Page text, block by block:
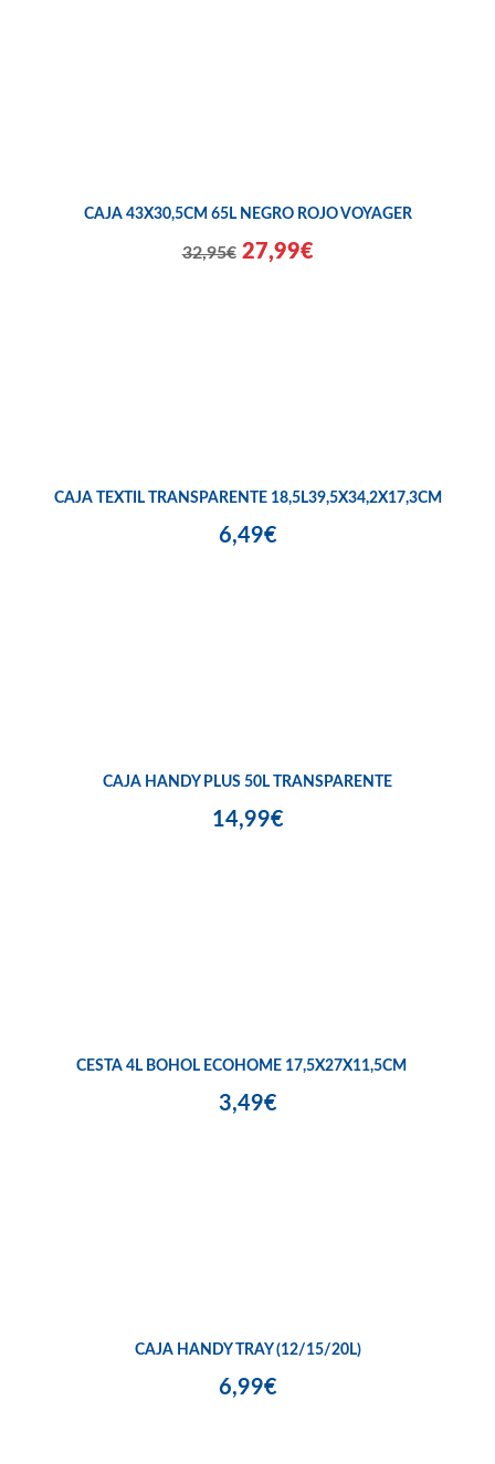
CAJA 43X30,5CM 65L NEGRO ROJO VOYAGER
32,95€ 27,99€
CAJA TEXTIL TRANSPARENTE 18,5L39,5X34,2X17,3CM
6,49€
CAJA HANDY PLUS 50L TRANSPARENTE
14,99€
CESTA 4L BOHOL ECOHOME 17,5X27X11,5CM
3,49€
CAJA HANDY TRAY (12/15/20L)
6,99€